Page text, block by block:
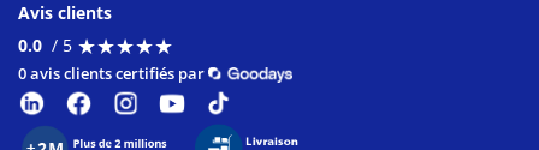
Avis clients
0.0 / 5 ★★★★★
★★★★★
0 avis clients certifiés par